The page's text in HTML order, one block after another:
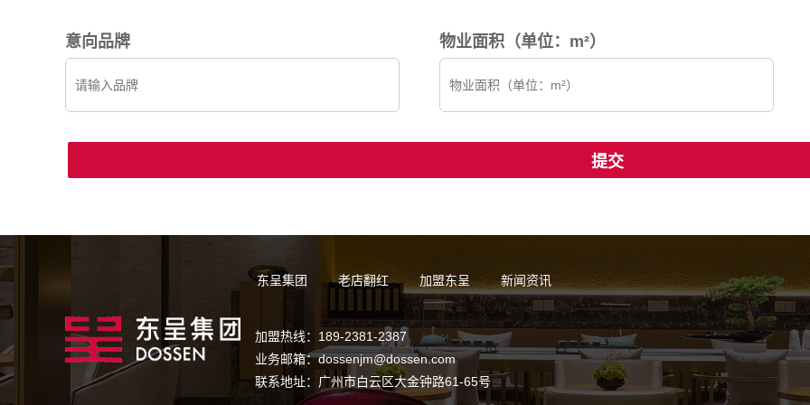
意向品牌 物业面积（单位：m²）
东呈集团 老店翻红 加盟东呈 新闻资讯
加盟热线：189-2381-2387
业务邮箱：dossenjm@dossen.com
联系地址：广州市白云区大金钟路61-65号